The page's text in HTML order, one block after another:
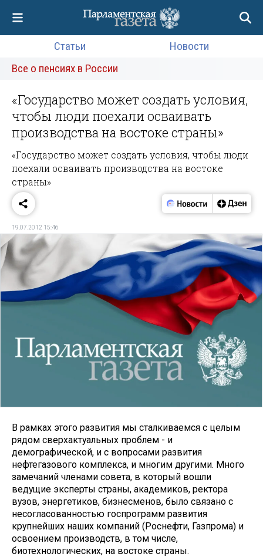
Статьи
Новости
Все о пенсиях в России
«Государство может создать условия,
чтобы люди поехали осваивать
производства на востоке страны»
«Государство может создать условия, чтобы люди
поехали осваивать производства на востоке
страны»
19.07.2012 15:46
В рамках этого развития мы сталкиваемся с целым
рядом сверхактуальных проблем - и
демографической, и с вопросами развития
нефтегазового комплекса, и многим другими. Много
замечаний членами совета, в который вошли
ведущие эксперты страны, академиков, ректора
вузов, энергетиков, бизнесменов, было связано с
несогласованностью госпрограмм развития
крупнейших наших компаний (Роснефти, Газпрома) и
освоением производств, в том числе,
биотехнологических, на востоке страны.